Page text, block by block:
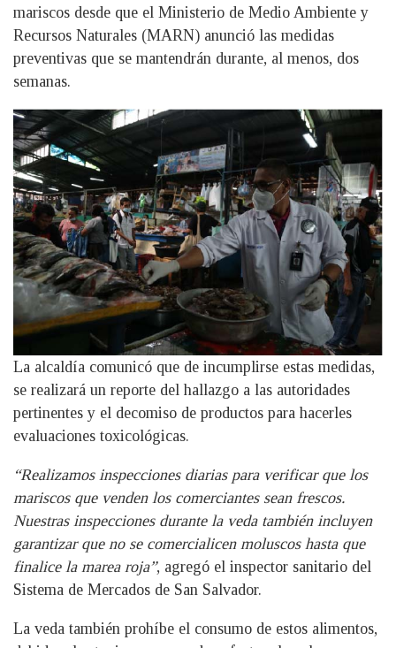
mariscos desde que el Ministerio de Medio Ambiente y
Recursos Naturales (MARN) anunció las medidas
preventivas que se mantendrán durante, al menos, dos
semanas.
La alcaldía comunicó que de incumplirse estas medidas,
se realizará un reporte del hallazgo a las autoridades
pertinentes y el decomiso de productos para hacerles
evaluaciones toxicológicas.
“Realizamos inspecciones diarias para verificar que los
mariscos que venden los comerciantes sean frescos.
Nuestras inspecciones durante la veda también incluyen
garantizar que no se comercialicen moluscos hasta que
finalice la marea roja”, agregó el inspector sanitario del
Sistema de Mercados de San Salvador.
La veda también prohíbe el consumo de estos alimentos,